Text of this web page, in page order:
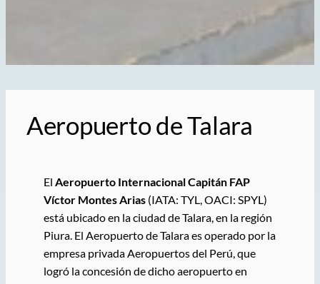
Aeropuerto de Talara
El Aeropuerto Internacional Capitán FAP
Víctor Montes Arias(IATA: TYL, OACI: SPYL)
está ubicado en la ciudad de Talara, en la región
Piura. El Aeropuerto de Talara es operado por la
empresa privada Aeropuertos del Perú, que
logró la concesión de dicho aeropuerto en